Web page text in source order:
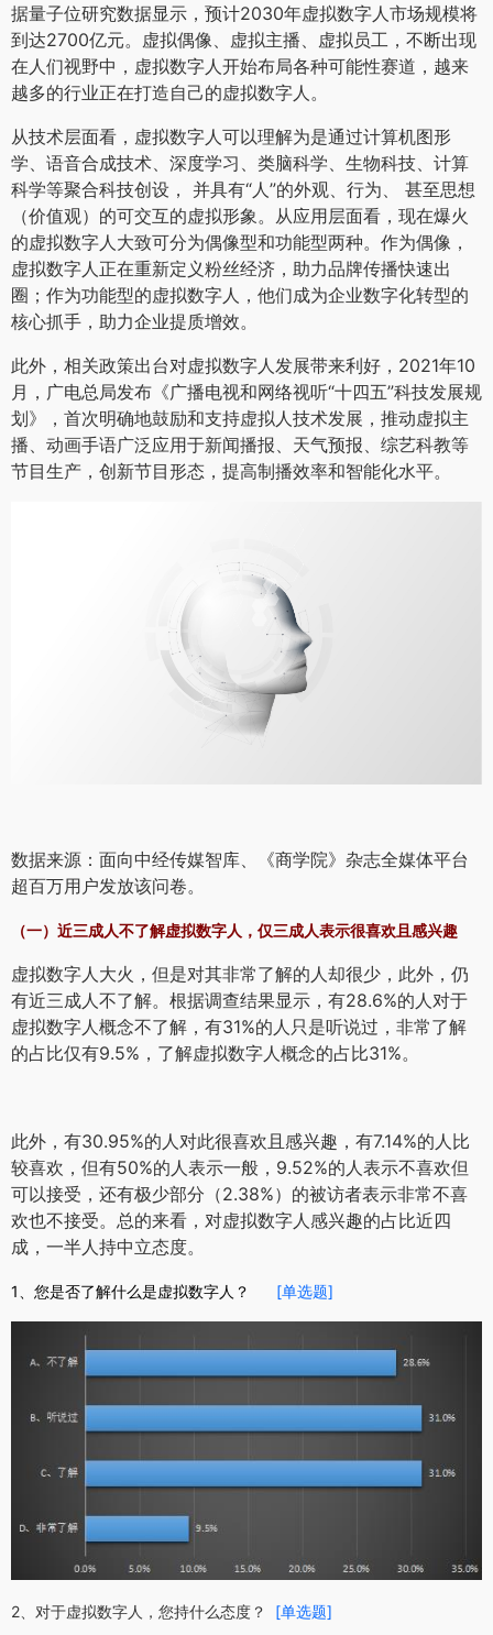
据量子位研究数据显示，预计2030年虚拟数字人市场规模将
到达2700亿元。虚拟偶像、虚拟主播、虚拟员工，不断出现
在人们视野中，虚拟数字人开始布局各种可能性赛道，越来
越多的行业正在打造自己的虚拟数字人。
从技术层面看，虚拟数字人可以理解为是通过计算机图形
学、语音合成技术、深度学习、类脑科学、生物科技、计算
科学等聚合科技创设， 并具有“人”的外观、行为、 甚至思想
（价值观）的可交互的虚拟形象。从应用层面看，现在爆火
的虚拟数字人大致可分为偶像型和功能型两种。作为偶像，
虚拟数字人正在重新定义粉丝经济，助力品牌传播快速出
圈；作为功能型的虚拟数字人，他们成为企业数字化转型的
核心抓手，助力企业提质增效。
此外，相关政策出台对虚拟数字人发展带来利好，2021年10
月，广电总局发布《广播电视和网络视听“十四五”科技发展规
划》，首次明确地鼓励和支持虚拟人技术发展，推动虚拟主
播、动画手语广泛应用于新闻播报、天气预报、综艺科教等
节目生产，创新节目形态，提高制播效率和智能化水平。
数据来源：面向中经传媒智库、《商学院》杂志全媒体平台
超百万用户发放该问卷。
（一）近三成人不了解虚拟数字人，仅三成人表示很喜欢且感兴趣
虚拟数字人大火，但是对其非常了解的人却很少，此外，仍
有近三成人不了解。根据调查结果显示，有28.6%的人对于
虚拟数字人概念不了解，有31%的人只是听说过，非常了解
的占比仅有9.5%，了解虚拟数字人概念的占比31%。
此外，有30.95%的人对此很喜欢且感兴趣，有7.14%的人比
较喜欢，但有50%的人表示一般，9.52%的人表示不喜欢但
可以接受，还有极少部分（2.38%）的被访者表示非常不喜
欢也不接受。总的来看，对虚拟数字人感兴趣的占比近四
成，一半人持中立态度。
1、您是否了解什么是虚拟数字人？ [单选题]
2、对于虚拟数字人，您持什么态度？ [单选题]